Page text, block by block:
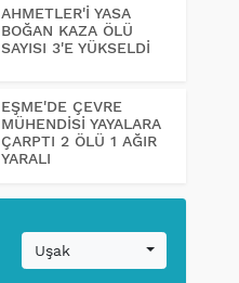
AHMETLER'İ YASA
BOĞAN KAZA ÖLÜ
SAYISI 3'E YÜKSELDİ
EŞME'DE ÇEVRE
MÜHENDİSİ YAYALARA
ÇARPTI 2 ÖLÜ 1 AĞIR
YARALI
Uşak